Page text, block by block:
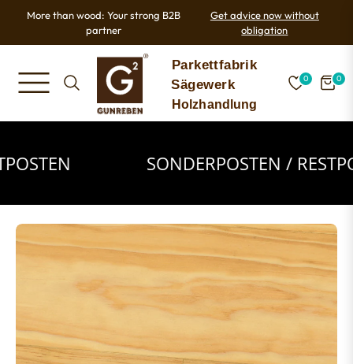
More than wood: Your strong B2B
partner
Get advice now without
obligation
NAVIGATION
0
CART
0
SONDERPOSTEN /
/
Restposten